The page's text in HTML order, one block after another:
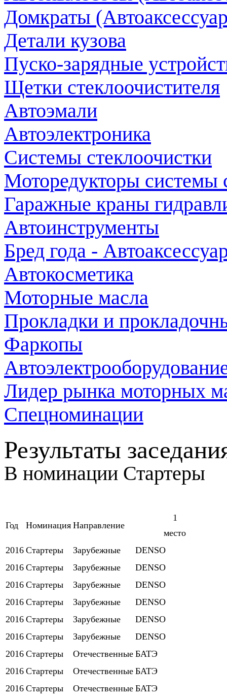
Домкраты
Детали кузова
Пуско-зарядные
Щетки стеклоочистителя
Автоэмали
Автоэлектроника
Системы стеклоочистки
Моторедукторы системы
Гаражные краны
Автоинструменты
Бред года -
Автокосметика
Моторные масла
Прокладки и
Фаркопы
Лидер рынка моторных
Спецноминации
Результаты
В номинации Стартеры
Год Номинация Направление
1
место
2016 Стартеры Зарубежные
DENSO
2016 Стартеры Зарубежные
DENSO
2016 Стартеры Зарубежные
DENSO
2016 Стартеры Зарубежные
DENSO
2016 Стартеры Зарубежные
DENSO
2016 Стартеры Зарубежные
DENSO
2016 Стартеры Отечественные БАТЭ
2016 Стартеры Отечественные БАТЭ
2016 Стартеры Отечественные БАТЭ